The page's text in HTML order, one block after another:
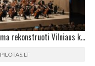
NAUJI AKUSTIKOS STANDARTAI: Baigiama rekonstruoti Vilniaus kongresų rūmų salė
PILOTAS.LT